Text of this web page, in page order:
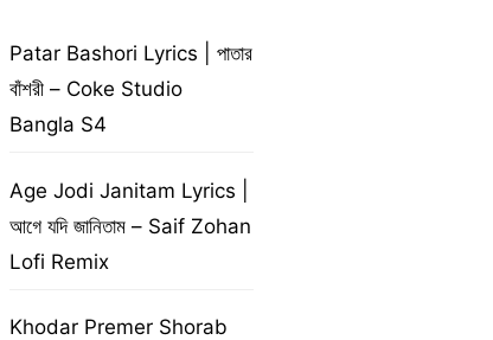
Patar Bashori Lyrics | পাতার
বাঁশরী – Coke Studio
Bangla S4
Age Jodi Janitam Lyrics |
আগে যদি জানিতাম – Saif Zohan
Lofi Remix
Khodar Premer Shorab